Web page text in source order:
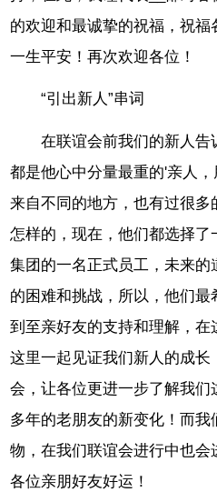
的欢迎和最诚挚的祝福，祝福
一生平安！再次欢迎各位！
“引出新人”串词
在联谊会前我们的新人告
都是他心中分量最重的'亲人
来自不同的地方，也有过很
怎样的，现在，他们都选择
集团的一名正式员工，未来
的困难和挑战，所以，他们
到至亲好友的支持和理解，在
这里一起见证我们新人的成
会，让各位更进一步了解我们
多年的老朋友的新变化！而
物，在我们联谊会进行中也
各位亲朋好友好运！